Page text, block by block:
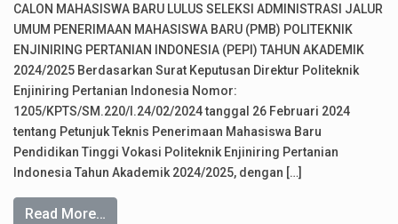
CALON MAHASISWA BARU LULUS SELEKSI ADMINISTRASI JALUR
UMUM PENERIMAAN MAHASISWA BARU (PMB) POLITEKNIK
ENJINIRING PERTANIAN INDONESIA (PEPI) TAHUN AKADEMIK
2024/2025 Berdasarkan Surat Keputusan Direktur Politeknik
Enjiniring Pertanian Indonesia Nomor:
1205/KPTS/SM.220/I.24/02/2024 tanggal 26 Februari 2024
tentang Petunjuk Teknis Penerimaan Mahasiswa Baru
Pendidikan Tinggi Vokasi Politeknik Enjiniring Pertanian
Indonesia Tahun Akademik 2024/2025, dengan […]
Read More…